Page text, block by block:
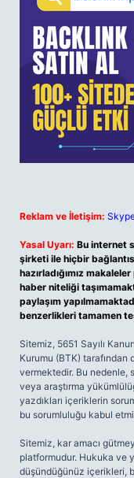
Reklam ve İletişim:
Yasal Uyarı: Bu internet
şirketi ile hiçbir
hazırladığımız
haber niteliği
paylaşım
benzerlikleri tamamen
Sitemiz, 5651 Sayılı
Kurumu (BTK) tarafından
vermektedir. Bu nedenle,
veya araştırma
yazdıkları içeriklerin
bu sorumluluğu kabul
Sitemiz, kar amacı
platformudur. Hukuka ve
düşündüğünüz içerikleri,